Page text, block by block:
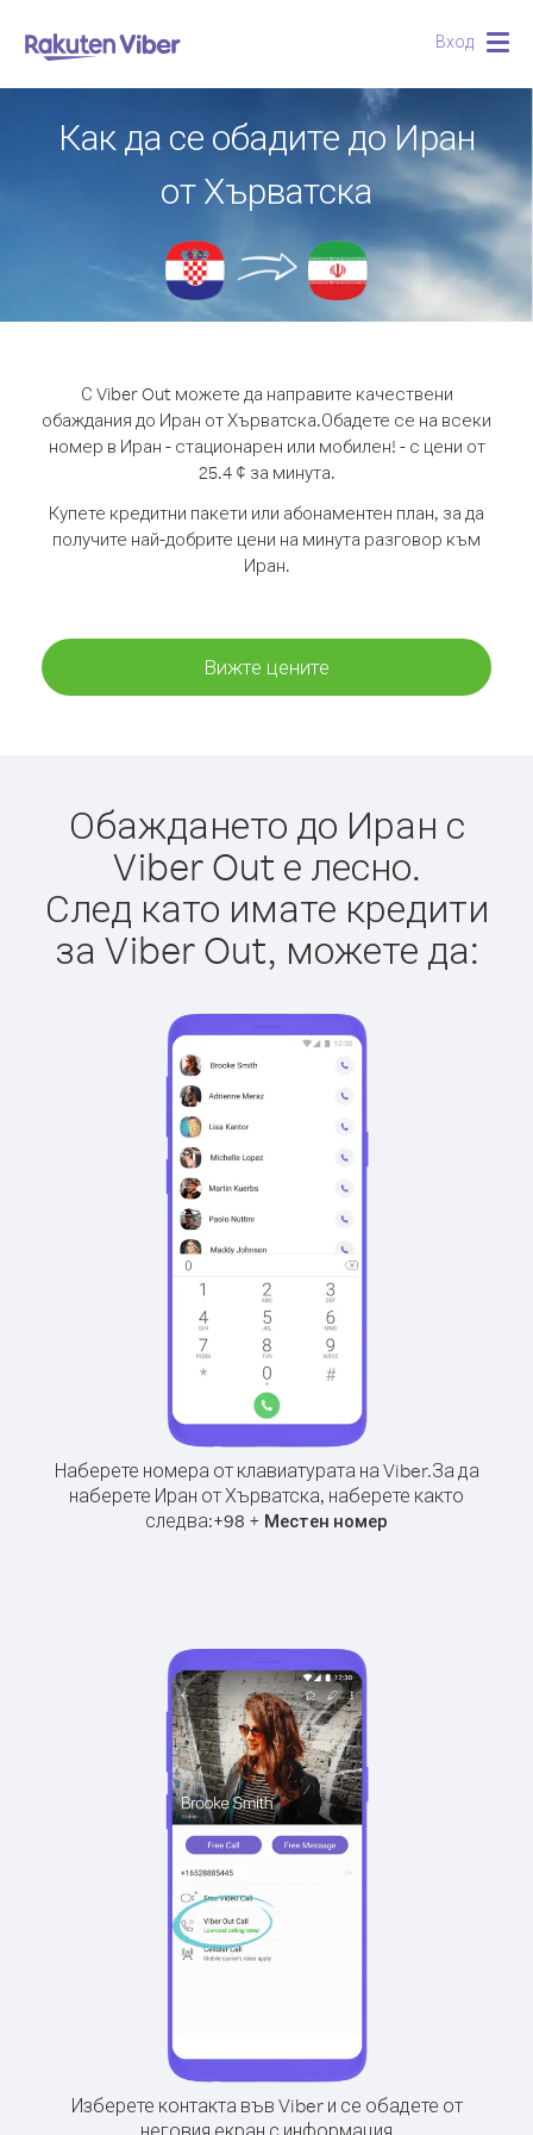
Вход
Как да се обадите до Иран
от Хърватска
С Viber Out можете да направите качествени
обаждания до Иран от Хърватска.Обадете се на всеки
номер в Иран - стационарен или мобилен! - с цени от
25.4 ¢ за минута.
Купете кредитни пакети или абонаментен план, за да
получите най-добрите цени на минута разговор към
Иран.
Вижте цените
Обаждането до Иран с
Viber Out е лесно.
След като имате кредити
за Viber Out, можете да:
Наберете номера от клавиатурата на Viber.За да
наберете Иран от Хърватска, наберете както
следва:+98 + Местен номер
Изберете контакта във Viber и се обадете от
неговия екран с информация